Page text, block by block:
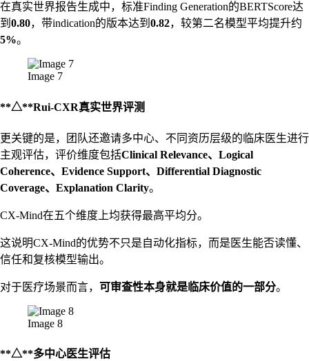
在真实世界报告生成中，标准Finding Generation的BERTScore达
到 0.80，带indication的版本达到 0.82，较第二名模型平均提升约
5%。
Image 7
**△**Rui-CXR真实世界评测
更关键的是，团队还邀请多中心、不同资历层级的临床医生进行
主观评估，评价维度包括Clinical Relevance、Logical
Coherence、Evidence Support、Differential Diagnostic
Coverage、Explanation Clarity。
CX-Mind在五个维度上均获得最高平均分。
这说明CX-Mind的优势不只是自动化指标，而是医生能否读懂、
信任和复核模型输出。
对于医疗场景而言， 可审查性本身就是临床价值的一部分。
Image 8
**△**多中心医生评估